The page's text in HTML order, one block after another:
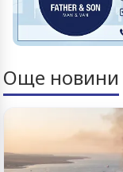
Още новини